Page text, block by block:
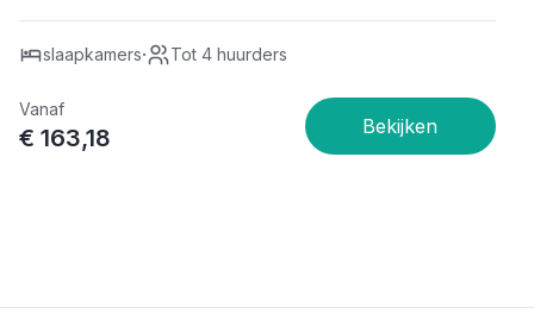
slaapkamers· Tot 4 huurders
Vanaf
€ 163,18